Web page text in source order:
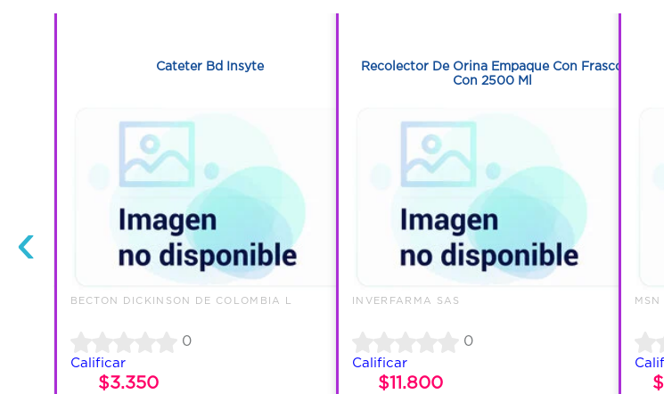
‹
Cateter Bd Insyte
BECTON DICKINSON DE COLOMBIA L
0
Calificar
$3.350
Recolector De Orina Empaque Con Frasco
Con 2500 Ml
INVERFARMA SAS
0
Calificar
$11.800